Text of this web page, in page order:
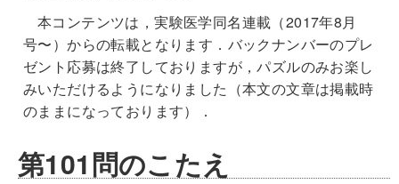
本コンテンツは，実験医学同名連載（2017年8月
号〜）からの転載となります．バックナンバーのプレ
ゼント応募は終了しておりますが，パズルのみお楽し
みいただけるようになりました（本文の文章は掲載時
のままになっております）．
第101問のこたえ